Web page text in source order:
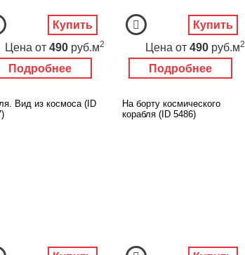
Подробнее
Цена от 490 руб.м2
Купить
Подробнее
Цена от 490 руб.м2
Купить
Вид из космоса (ID
На борту космического
корабля (ID 5486)